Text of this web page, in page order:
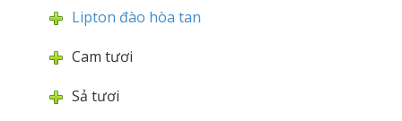
Lipton đào hòa tan
Cam tươi
Sả tươi